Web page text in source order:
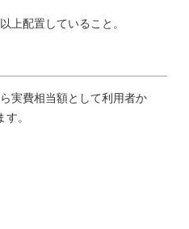
上配置していること。
実費相当額として利用者か
。